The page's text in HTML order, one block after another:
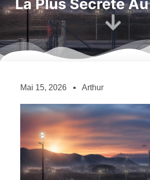
La Plus Secrète
Mai 15, 2026 Arthur